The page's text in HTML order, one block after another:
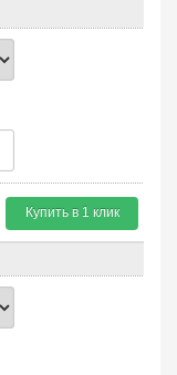
Купить в 1 клик